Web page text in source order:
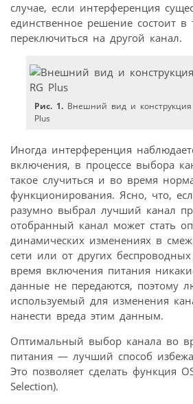
случае, если интерференция
единственное решение состоит в
переключиться на другой канал.
Рис. 1. Внешний вид и конструкция
Plus
Иногда интерференция
включения, в процессе выбора
такое случиться и во время
функционирования. Ясно, что,
разумно выбрал лучший канал
отобранный канал может стать
динамических изменениях в
сети или от других
время включения питания
данные не передаются, поэтому
используемый для изменения
нанести вреда этим данным.
Оптимальный выбор канала во
питания — лучший способ
Это позволяет сделать функция
Selection).